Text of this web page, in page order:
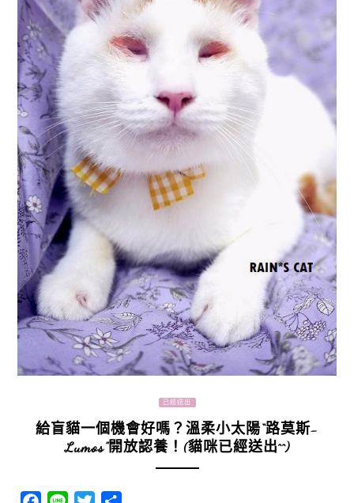
已經送出
給盲貓一個機會好嗎？溫柔小太陽“路莫斯-
Lumos”開放認養！(貓咪已經送出^^)